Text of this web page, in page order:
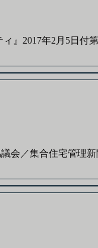
』2017年2月5日
会／集合住宅管理